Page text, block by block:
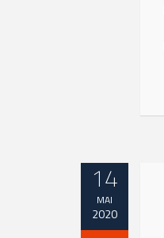
14
MAI
2020